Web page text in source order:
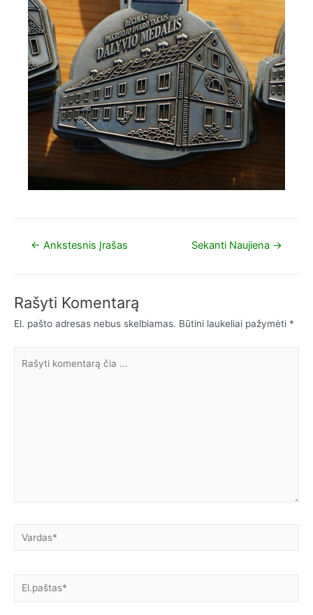
← Ankstesnis Įrašas Sekanti Naujiena →
Rašyti Komentarą
El. pašto adresas nebus skelbiamas. Būtini laukeliai pažymėti *